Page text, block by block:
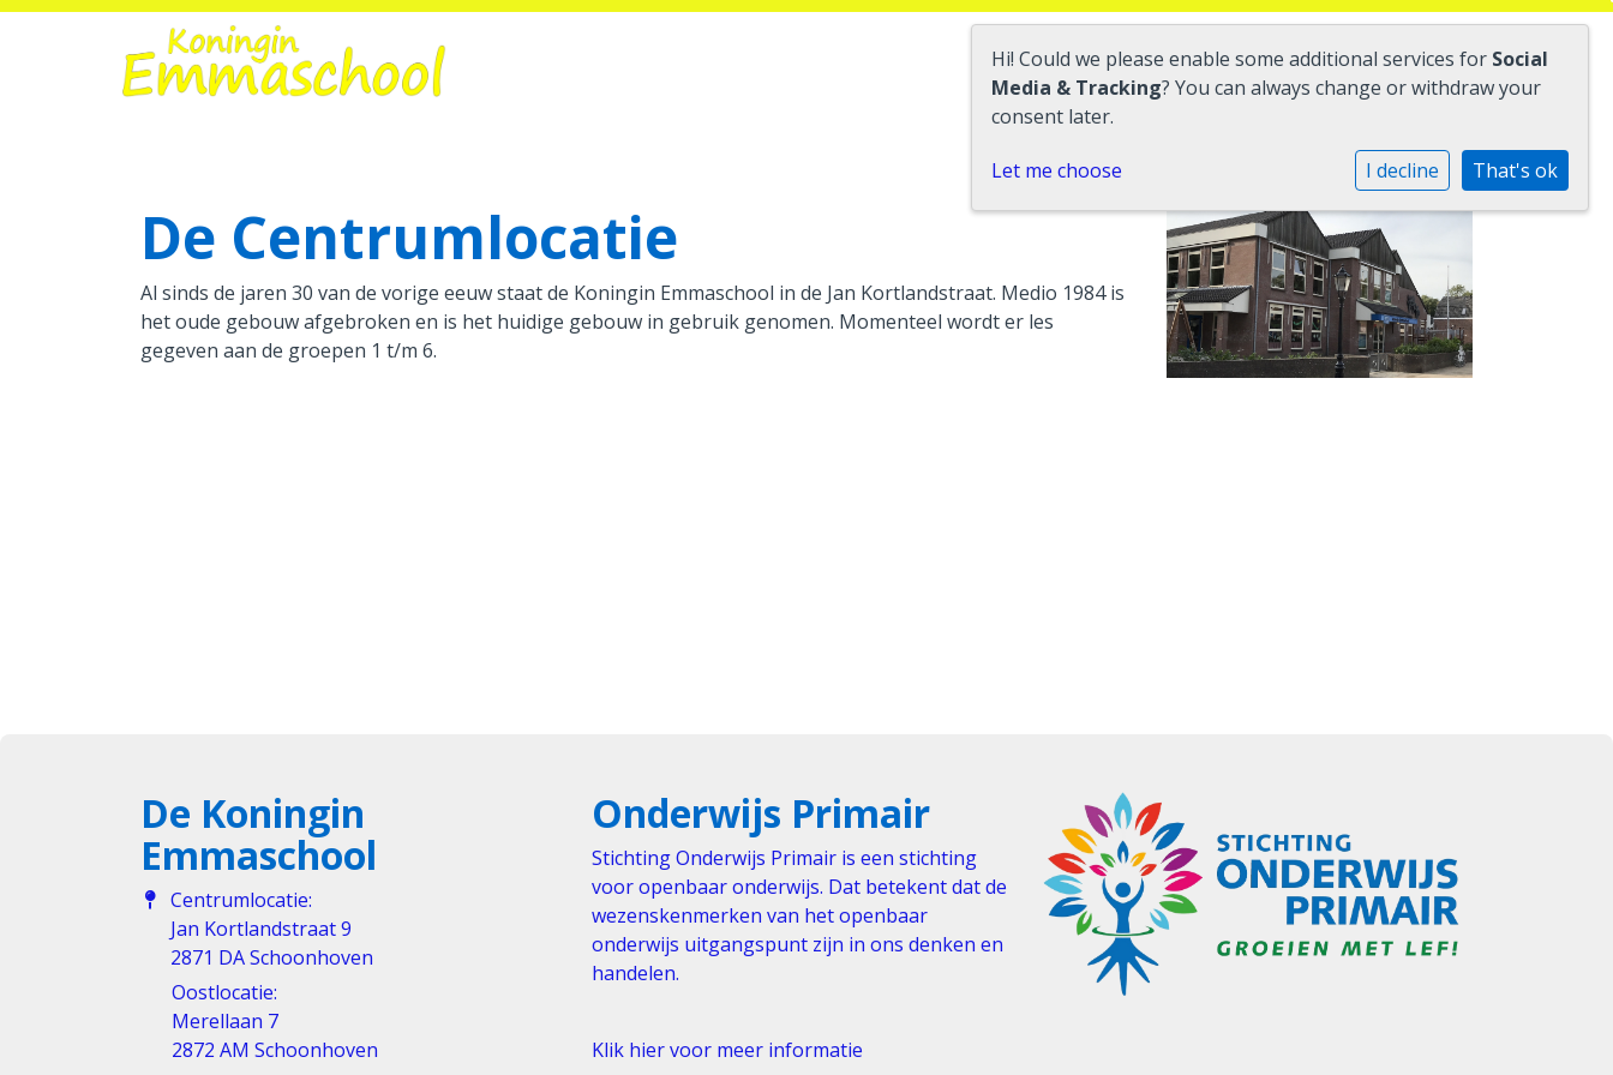
Onze school
Praktische informatie
Medezeggenschap
De Centrumlocatie
Al sinds de jaren 30 van de vorige eeuw staat de Koningin Emmaschool in de Jan Kortlandstraat. Medio 1984 is
het oude gebouw afgebroken en is het huidige gebouw in gebruik genomen. Momenteel wordt er les
gegeven aan de groepen 1 t/m 6.
De Koningin
Emmaschool
Centrumlocatie:
Jan Kortlandstraat 9
2871 DA Schoonhoven
Oostlocatie:
Merellaan 7
2872 AM Schoonhoven
Onderwijs Primair
Stichting Onderwijs Primair is een stichting
voor openbaar onderwijs. Dat betekent dat de
wezenskenmerken van het openbaar
onderwijs uitgangspunt zijn in ons denken en
handelen.
Klik hier voor meer informatie
Hi! Could we please enable some additional services for Social
Media & Tracking? You can always change or withdraw your
consent later.
Let me choose I decline That's ok